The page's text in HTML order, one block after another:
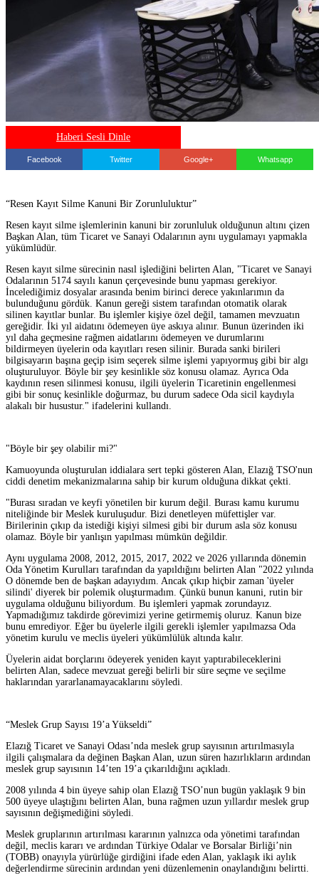
Haberi Sesli Dinle
Facebook Twitter Google+ Whatsapp
“Resen Kayıt Silme Kanuni Bir Zorunluluktur”
Resen kayıt silme işlemlerinin kanuni bir zorunluluk olduğunun altını çizen
Başkan Alan, tüm Ticaret ve Sanayi Odalarının aynı uygulamayı yapmakla
yükümlüdür.
Resen kayıt silme sürecinin nasıl işlediğini belirten Alan, "Ticaret ve Sanayi
Odalarının 5174 sayılı kanun çerçevesinde bunu yapması gerekiyor.
İncelediğimiz dosyalar arasında benim birinci derece yakınlarımın da
bulunduğunu gördük. Kanun gereği sistem tarafından otomatik olarak
silinen kayıtlar bunlar. Bu işlemler kişiye özel değil, tamamen mevzuatın
gereğidir. İki yıl aidatını ödemeyen üye askıya alınır. Bunun üzerinden iki
yıl daha geçmesine rağmen aidatlarını ödemeyen ve durumlarını
bildirmeyen üyelerin oda kayıtları resen silinir. Burada sanki birileri
bilgisayarın başına geçip isim seçerek silme işlemi yapıyormuş gibi bir algı
oluşturuluyor. Böyle bir şey kesinlikle söz konusu olamaz. Ayrıca Oda
kaydının resen silinmesi konusu, ilgili üyelerin Ticaretinin engellenmesi
gibi bir sonuç kesinlikle doğurmaz, bu durum sadece Oda sicil kaydıyla
alakalı bir husustur." ifadelerini kullandı.
"Böyle bir şey olabilir mi?"
Kamuoyunda oluşturulan iddialara sert tepki gösteren Alan, Elazığ TSO'nun
ciddi denetim mekanizmalarına sahip bir kurum olduğuna dikkat çekti.
"Burası sıradan ve keyfi yönetilen bir kurum değil. Burası kamu kurumu
niteliğinde bir Meslek kuruluşudur. Bizi denetleyen müfettişler var.
Birilerinin çıkıp da istediği kişiyi silmesi gibi bir durum asla söz konusu
olamaz. Böyle bir yanlışın yapılması mümkün değildir.
Aynı uygulama 2008, 2012, 2015, 2017, 2022 ve 2026 yıllarında dönemin
Oda Yönetim Kurulları tarafından da yapıldığını belirten Alan "2022 yılında
O dönemde ben de başkan adayıydım. Ancak çıkıp hiçbir zaman 'üyeler
silindi' diyerek bir polemik oluşturmadım. Çünkü bunun kanuni, rutin bir
uygulama olduğunu biliyordum. Bu işlemleri yapmak zorundayız.
Yapmadığımız takdirde görevimizi yerine getirmemiş oluruz. Kanun bize
bunu emrediyor. Eğer bu üyelerle ilgili gerekli işlemler yapılmazsa Oda
yönetim kurulu ve meclis üyeleri yükümlülük altında kalır.
Üyelerin aidat borçlarını ödeyerek yeniden kayıt yaptırabileceklerini
belirten Alan, sadece mevzuat gereği belirli bir süre seçme ve seçilme
haklarından yararlanamayacaklarını söyledi.
“Meslek Grup Sayısı 19’a Yükseldi”
Elazığ Ticaret ve Sanayi Odası’nda meslek grup sayısının artırılmasıyla
ilgili çalışmalara da değinen Başkan Alan, uzun süren hazırlıkların ardından
meslek grup sayısının 14’ten 19’a çıkarıldığını açıkladı.
2008 yılında 4 bin üyeye sahip olan Elazığ TSO’nun bugün yaklaşık 9 bin
500 üyeye ulaştığını belirten Alan, buna rağmen uzun yıllardır meslek grup
sayısının değişmediğini söyledi.
Meslek gruplarının artırılması kararının yalnızca oda yönetimi tarafından
değil, meclis kararı ve ardından Türkiye Odalar ve Borsalar Birliği’nin
(TOBB) onayıyla yürürlüğe girdiğini ifade eden Alan, yaklaşık iki aylık
değerlendirme sürecinin ardından yeni düzenlemenin onaylandığını belirtti.